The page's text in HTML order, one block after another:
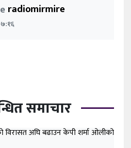
radiomirmire
समाचार